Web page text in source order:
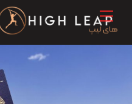
content
Menu